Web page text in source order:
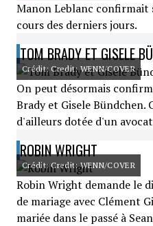
Manon Leblanc confirmait
cours des derniers jours.
TOM BRADY ET GISELE
Crédit: Credit: WENN/COVER
On peut désormais
Brady et Gisele Bündchen.
d'ailleurs dotée d'un
ROBIN WRIGHT
Crédit: Credit: WENN/COVER
Robin Wright demande le
de mariage avec Clément
mariée dans le passé à